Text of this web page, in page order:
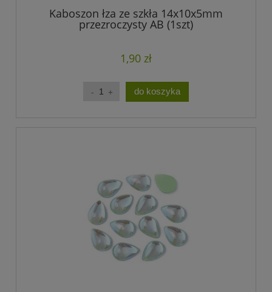
Kaboszon łza ze szkła 14x10x5mm
przezroczysty AB (1szt)
1,90 zł
do koszyka